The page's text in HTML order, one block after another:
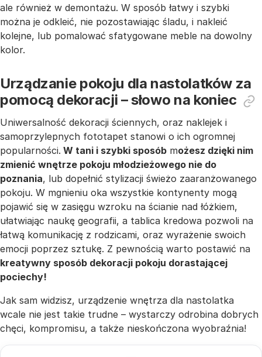
ale również w demontażu. W sposób łatwy i szybki
można je odkleić, nie pozostawiając śladu, i nakleić
kolejne, lub pomalować sfatygowane meble na dowolny
kolor.
Urządzanie pokoju dla nastolatków za
pomocą dekoracji – słowo na koniec
Uniwersalność dekoracji ściennych, oraz naklejek i
samoprzylepnych fototapet stanowi o ich ogromnej
popularności. W tani i szybki sposób możesz dzięki nim
zmienić wnętrze pokoju młodzieżowego nie do
poznania, lub dopełnić stylizacji świeżo zaaranżowanego
pokoju. W mgnieniu oka wszystkie kontynenty mogą
pojawić się w zasięgu wzroku na ścianie nad łóżkiem,
ułatwiając naukę geografii, a tablica kredowa pozwoli na
łatwą komunikację z rodzicami, oraz wyrażenie swoich
emocji poprzez sztukę. Z pewnością warto postawić na
kreatywny sposób dekoracji pokoju dorastającej
pociechy!
Jak sam widzisz, urządzenie wnętrza dla nastolatka
wcale nie jest takie trudne – wystarczy odrobina dobrych
chęci, kompromisu, a także nieskończona wyobraźnia!